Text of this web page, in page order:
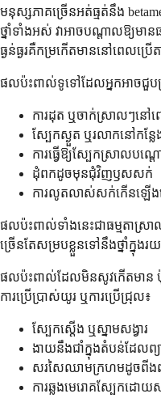
មនុស្សភាគច្រើនអត់ធ្មត់នឹង
ថ្នាំទាំងអស់ វាអាចបណ្តាលឱ្យ
ធ្ងន់ធ្ងរគឺកម្រកើតមាននៅពេលប្រើ
ផលប៉ះពាល់ទូទៅដែលអ្នកអាចជួបប្
ការដុត ឬចាក់ស្រាលៗនៅ
ស្បែកស្ងួត ឬរលាកនៅកន្ល
ការធ្វើឱ្យស្បែកស្រាលបណ្
ដុំពកដូចមុនជុំវិញឫសសក់
ការលូតលាស់សក់កើនឡើង
ផលប៉ះពាល់ទាំងនេះជាធម្មតាស្រ
ច្រើនតែសម្របខ្លួនទៅនឹងថ្នាំក្នុងរយ
ផលប៉ះពាល់ដែលមិនសូវកើតមាន ប៉ុន្
ការប្រើប្រាស់យូរ ឬការប្រើជ្រុល៖
ស្បែកស្តើង ឬស្នាមសង្វារ
ងាយនឹងជាំក្នុងតំបន់ដែលព្
សរសៃឈាមក្រហមដូចពីងព
ការឆ្លងមេរោគស្បែកដោយ